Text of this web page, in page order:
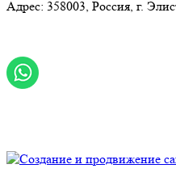
Адрес:​ 358003, Россия, г.